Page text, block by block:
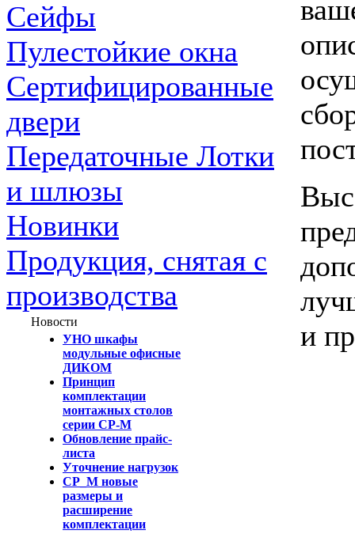
Сейфы
Пулестойкие окна
Сертифицированные
двери
Передаточные Лотки
и шлюзы
Новинки
Продукция, снятая с
производства
Новости
УНО шкафы
модульные офисные
ДИКОМ
Принцип
комплектации
монтажных столов
серии СР-М
Обновление прайс-
листа
Уточнение нагрузок
СР_М новые
размеры и
расширение
комплектации
и